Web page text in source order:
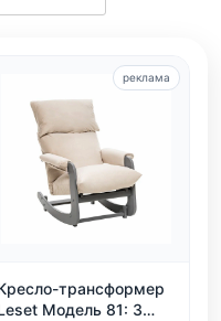
трансформер
Модель 81: 3
реклама